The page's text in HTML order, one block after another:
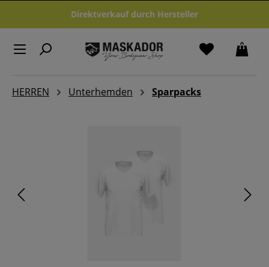
Zum Hauptinhalt springenDirektverkauf durch Hersteller
HERREN Unterhemden Sparpacks